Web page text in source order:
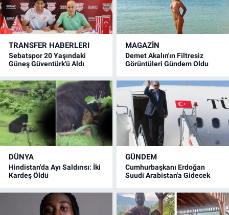
TRANSFER HABERLERI
Sebatspor 20 Yaşındaki
Güneş Güventürk'ü Aldı
MAGAZİN
Demet Akalın'ın Filtresiz
Görüntüleri Gündem Oldu
DÜNYA
Hindistan'da Ayı Saldırısı: İki
Kardeş Öldü
GÜNDEM
Cumhurbaşkanı Erdoğan
Suudi Arabistan'a Gidecek